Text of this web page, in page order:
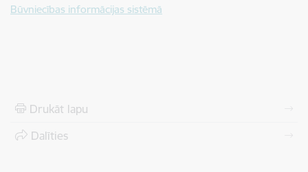
Būvniecības informācijas sistēmā
Drukāt lapu
Dalīties